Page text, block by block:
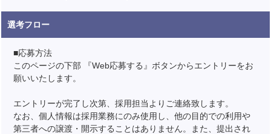
選考フロー
■応募方法
このページの下部 『Web応募する』ボタンからエントリーをお
願いいたします。
エントリーが完了し次第、採用担当よりご連絡致します。
なお、個人情報は採用業務にのみ使用し、他の目的での利用や
第三者への譲渡・開示することはありません。また、提出され